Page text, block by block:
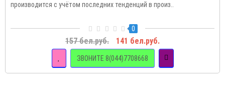
производится с учётом последних тенденций в произ..
0
157 бел.руб. 141 бел.руб.
ЗВОНИТЕ 8(044)7708668